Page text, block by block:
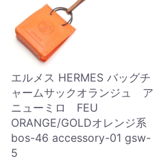
エルメス HERMES バッグチ
ャームサックオランジュ ア
ニューミロ FEU
ORANGE/GOLDオレンジ系
bos-46 accessory-01 gsw-
5